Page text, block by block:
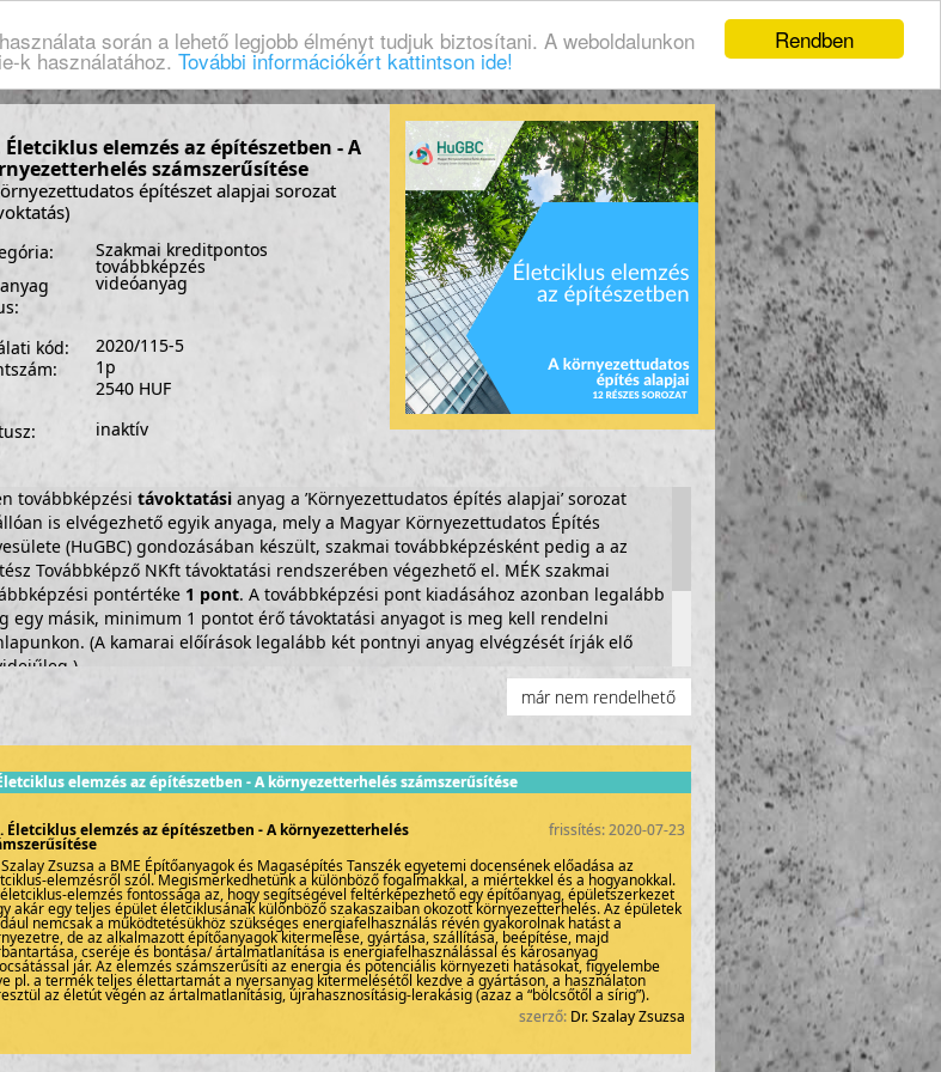
Rendben
során a lehető legjobb élményt tudjuk biztosítani. A weboldalunkon
k használatához. További információkért kattintson ide!
Életciklus elemzés az építészetben - A
számszerűsítése
építészet alapjai sorozat
Szakmai kreditpontos
továbbképzés
videóanyag
kód:
2020/115-5
1p
2540 HUF
inaktív
továbbképzési távoktatási anyag a ’Környezettudatos építés alapjai’ sorozat
is elvégezhető egyik anyaga, mely a Magyar Környezettudatos Építés
(HuGBC) gondozásában készült, szakmai továbbképzésként pedig a az
Továbbképző NKft távoktatási rendszerében végezhető el. MÉK szakmai
pontértéke 1 pont. A továbbképzési pont kiadásához azonban legalább
egy másik, minimum 1 pontot érő távoktatási anyagot is meg kell rendelni
(A kamarai előírások legalább két pontnyi anyag elvégzését írják elő
díjat.
már nem rendelhető
elemzés az építészetben - A környezetterhelés számszerűsítése
Életciklus elemzés az építészetben - A környezetterhelés
frissítés: 2020-07-23
Szalay Zsuzsa a BME Építőanyagok és Magasépítés Tanszék egyetemi docensének előadása az
elemzésről szól. Megismerkedhetünk a különböző fogalmakkal, a miértekkel és a hogyanokkal.
elemzés fontossága az, hogy segítségével feltérképezhető egy építőanyag, épületszerkezet
akár egy teljes épület életciklusának különböző szakaszaiban okozott környezetterhelés. Az épületek
nemcsak a működtetésükhöz szükséges energiafelhasználás révén gyakorolnak hatást a
de az alkalmazott építőanyagok kitermelése, gyártása, szállítása, beépítése, majd
cseréje és bontása/ ártalmatlanítása is energiafelhasználással és károsanyag
jár. Az elemzés számszerűsíti az energia és potenciális környezeti hatásokat, figyelembe
pl. a termék teljes élettartamát a nyersanyag kitermelésétől kezdve a gyártáson, a használaton
az életút végén az ártalmatlanításig, újrahasznosításig-lerakásig (azaz a “bölcsőtől a sírig”).
szerző: Dr. Szalay Zsuzsa